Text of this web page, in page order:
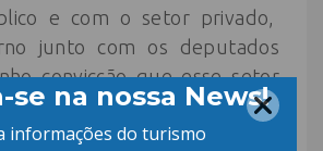
e com o setor privado,
junto com os deputados
convicção que esse setor
cada vez mais”, aposta,
que Santa Catarina está